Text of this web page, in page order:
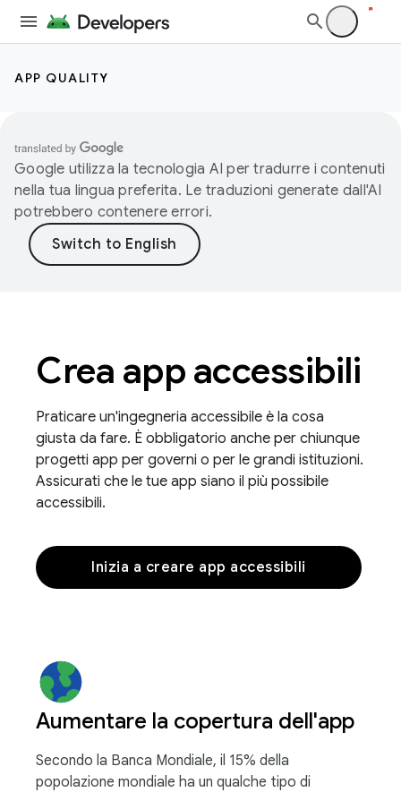
APP QUALITY
Google utilizza la tecnologia AI per tradurre i contenuti
nella tua lingua preferita. Le traduzioni generate dall'AI
potrebbero contenere errori.
Crea app accessibili
Praticare un'ingegneria accessibile è la cosa
giusta da fare. È obbligatorio anche per chiunque
progetti app per governi o per le grandi istituzioni.
Assicurati che le tue app siano il più possibile
accessibili.
Inizia a creare app accessibili
Aumentare la copertura dell'app
Secondo la Banca Mondiale, il 15% della
popolazione mondiale ha un qualche tipo di